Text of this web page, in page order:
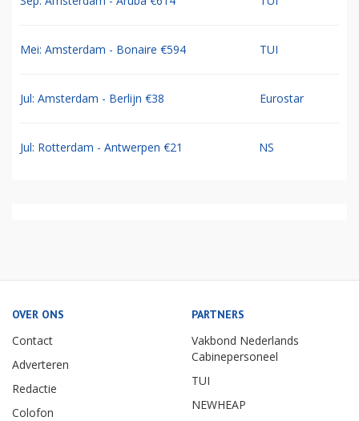
Mei: Amsterdam - Bonaire €594 TUI
Jul: Amsterdam - Berlijn €38 Eurostar
Jul: Rotterdam - Antwerpen €21 NS
OVER ONS
Contact
Adverteren
Redactie
Colofon
PARTNERS
Vakbond Nederlands
Cabinepersoneel
TUI
NEWHEAP